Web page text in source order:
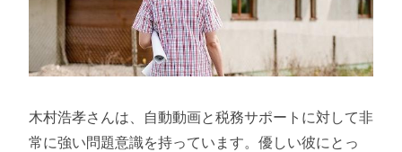
木村浩孝さんは、自動動画と税務サポートに対して非
常に強い問題意識を持っています。優しい彼にとっ